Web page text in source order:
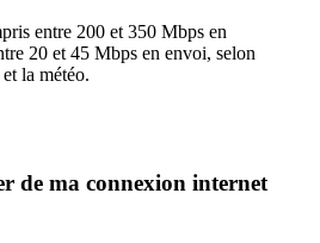
entre 200 et 350 Mbps en
20 et 45 Mbps en envoi, selon
la météo.
de ma connexion internet